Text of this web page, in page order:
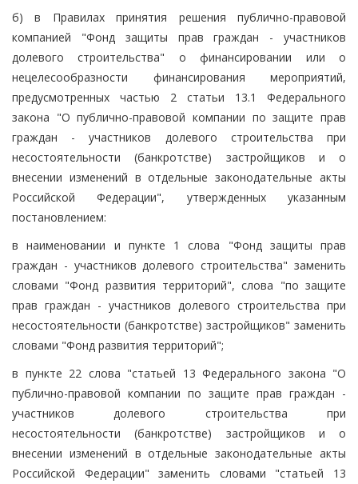
б) в Правилах принятия решения публично-правовой
компанией "Фонд защиты прав граждан - участников
долевого строительства" о финансировании или о
нецелесообразности финансирования мероприятий,
предусмотренных частью 2 статьи 13.1 Федерального
закона "О публично-правовой компании по защите прав
граждан - участников долевого строительства при
несостоятельности (банкротстве) застройщиков и о
внесении изменений в отдельные законодательные акты
Российской Федерации", утвержденных указанным
постановлением:
в наименовании и пункте 1 слова "Фонд защиты прав
граждан - участников долевого строительства" заменить
словами "Фонд развития территорий", слова "по защите
прав граждан - участников долевого строительства при
несостоятельности (банкротстве) застройщиков" заменить
словами "Фонд развития территорий";
в пункте 22 слова "статьей 13 Федерального закона "О
публично-правовой компании по защите прав граждан -
участников долевого строительства при
несостоятельности (банкротстве) застройщиков и о
внесении изменений в отдельные законодательные акты
Российской Федерации" заменить словами "статьей 13